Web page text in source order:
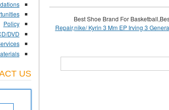
Best Shoe Brand For
Repair,nike/ Kyrin 3 Mm EP Irving 3
Policy
DVD
US